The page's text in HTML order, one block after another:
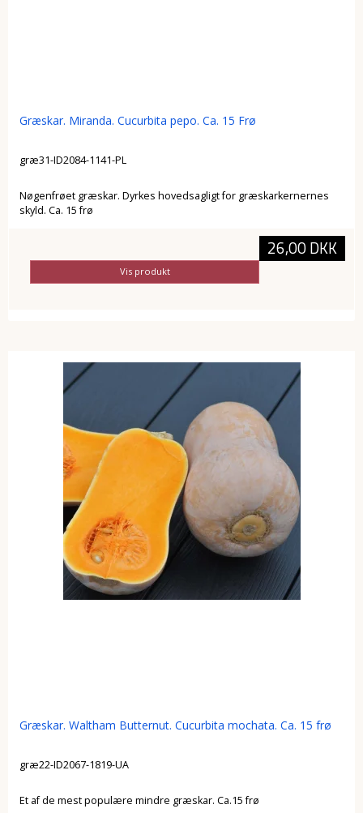
Græskar. Miranda. Cucurbita pepo. Ca. 15 Frø
græ31-ID2084-1141-PL
Nøgenfrøet græskar. Dyrkes hovedsagligt for græskarkernernes
skyld. Ca. 15 frø
26,00 DKK
Vis produkt
Græskar. Waltham Butternut. Cucurbita mochata. Ca. 15 frø
græ22-ID2067-1819-UA
Et af de mest populære mindre græskar. Ca.15 frø